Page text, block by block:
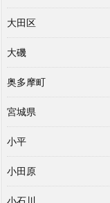
大田区
大磯
奥多摩町
宮城県
小平
小田原